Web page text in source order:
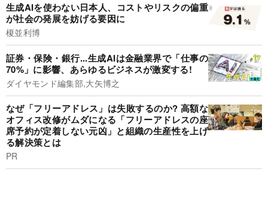
生成AIを使わない日本人、コストやリスクの偏重
が社会の発展を妨げる要因に
榎並利博
証券・保険・銀行...生成AIは金融業界で「仕事の
70%」に影響、あらゆるビジネスが激変する!
ダイヤモンド編集部,大矢博之
なぜ「フリーアドレス」は失敗するのか? 高額な
オフィス改修がムダになる「フリーアドレスの座
席予約が定着しない元凶」と組織の生産性を上げ
る解決策とは
PR